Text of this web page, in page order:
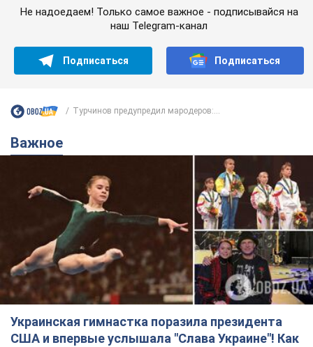
Не надоедаем! Только самое важное - подписывайся на
наш Telegram-канал
Подписаться Подписаться
Турчинов предупредил мародеров:...
Важное
Украинская гимнастка поразила президента
США и впервые услышала "Слава Украине"! Как